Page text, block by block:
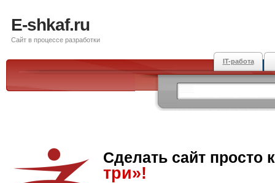
E-shkaf.ru
Сайт в процессе разработки
IT-работа
Сделать сайт просто
три»!